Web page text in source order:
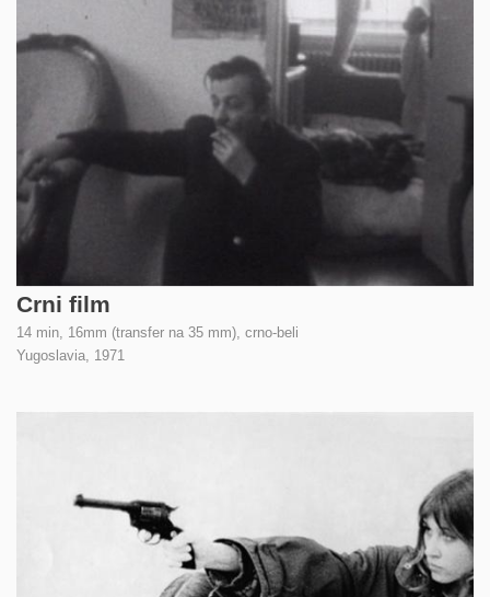
Crni film
14 min, 16mm (transfer na 35 mm), crno-beli
Yugoslavia, 1971